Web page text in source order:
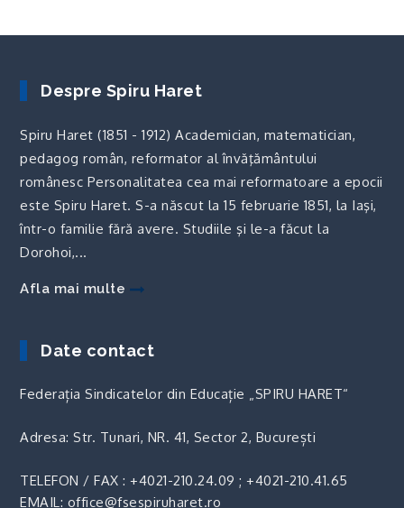
Despre Spiru Haret
Spiru Haret (1851 - 1912) Academician, matematician,
pedagog român, reformator al învăţământului
românesc Personalitatea cea mai reformatoare a epocii
este Spiru Haret. S-a născut la 15 februarie 1851, la Iaşi,
într-o familie fără avere. Studiile şi le-a făcut la
Dorohoi,...
Afla mai multe
Date contact
Federația Sindicatelor din Educație „SPIRU HARET“
Adresa: Str. Tunari, NR. 41, Sector 2, București
TELEFON / FAX :+4021-210.24.09 ;+4021-210.41.65
EMAIL: office@fsespiruharet.ro